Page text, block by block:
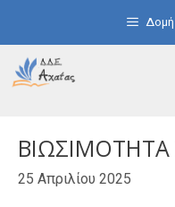
Δομή
25 Απριλίου 2025